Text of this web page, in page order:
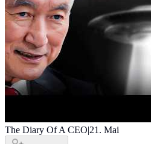
The Diary Of A CEO|21. Mai